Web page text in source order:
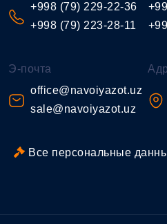
+998 (79) 229-22-36
+998 (79) 223-28-11
Э-почта
office@navoiyazot.uz
sale@navoiyazot.uz
Все персональные